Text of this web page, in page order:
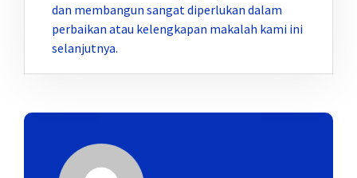
dan membangun sangat diperlukan dalam
perbaikan atau kelengkapan makalah kami ini
selanjutnya.